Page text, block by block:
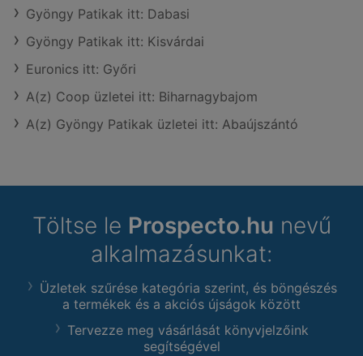
Gyöngy Patikak itt: Dabasi
Gyöngy Patikak itt: Kisvárdai
Euronics itt: Győri
A(z) Coop üzletei itt: Biharnagybajom
A(z) Gyöngy Patikak üzletei itt: Abaújszántó
Töltse le Prospecto.hu nevű
alkalmazásunkat:
Üzletek szűrése kategória szerint, és böngészés
a termékek és a akciós újságok között
Tervezze meg vásárlását könyvjelzőink
segítségével